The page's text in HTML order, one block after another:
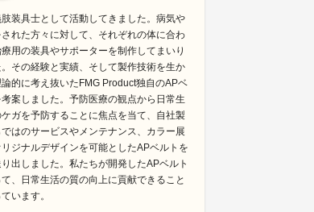
装具士として活動してきました。病気や
れた方々に対して、それぞれの体に合わ
用の装具やサポーターを制作してまいり
。その経験と実績、そして製作技術を生か
論的に考え抜いたFMG Product独自のAPベ
考案しました。予防医療の観点から日常生
ガを予防することに焦点を当て、自社製
はのサービスやメンテナンス、カラー展
リジナルデザインを可能としたAPベルトを
出しました。私たちが開発したAPベルト
、日常生活の質の向上に貢献できること
います。